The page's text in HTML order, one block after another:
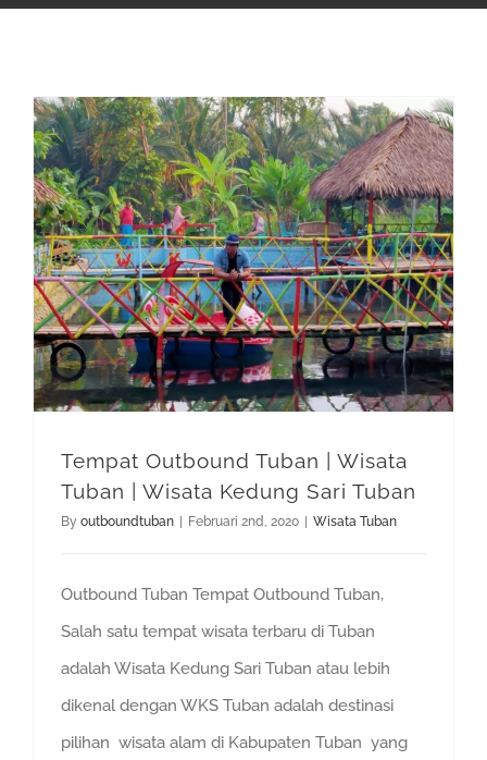
Tempat Outbound Tuban | Wisata
Tuban | Wisata Kedung Sari Tuban
By outboundtuban Februari 2nd, 2020 Wisata Tuban
Outbound Tuban Tempat Outbound Tuban,
Salah satu tempat wisata terbaru di Tuban
adalah Wisata Kedung Sari Tuban atau lebih
dikenal dengan WKS Tuban adalah destinasi
pilihan wisata alam di Kabupaten Tuban yang